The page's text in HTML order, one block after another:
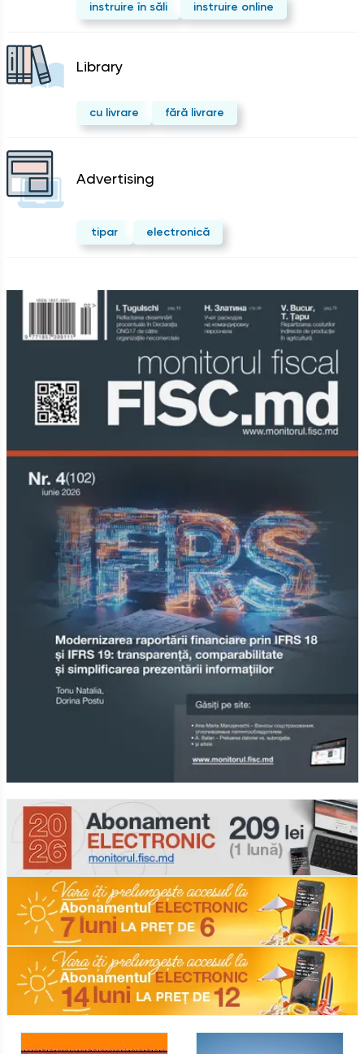
instruire în săli instruire online
Library
cu livrare fără livrare
Advertising
tipar electronică